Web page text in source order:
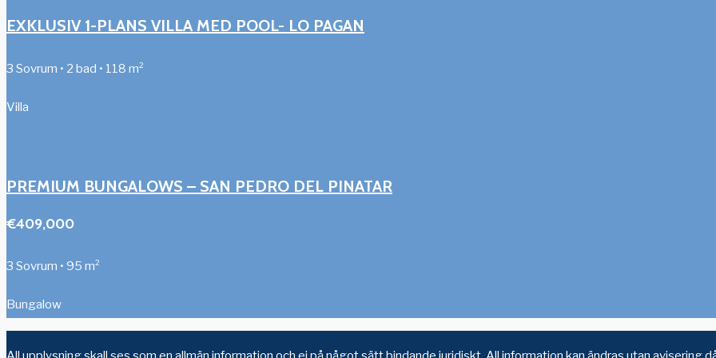
EXKLUSIV 1-PLANS VILLA MED POOL- LO PAGAN
3 Sovrum • 2 bad • 118 m²
Villa
PREMIUM BUNGALOWS – SAN PEDRO DEL PINATAR
€409,000
3 Sovrum • 95 m²
Bungalow